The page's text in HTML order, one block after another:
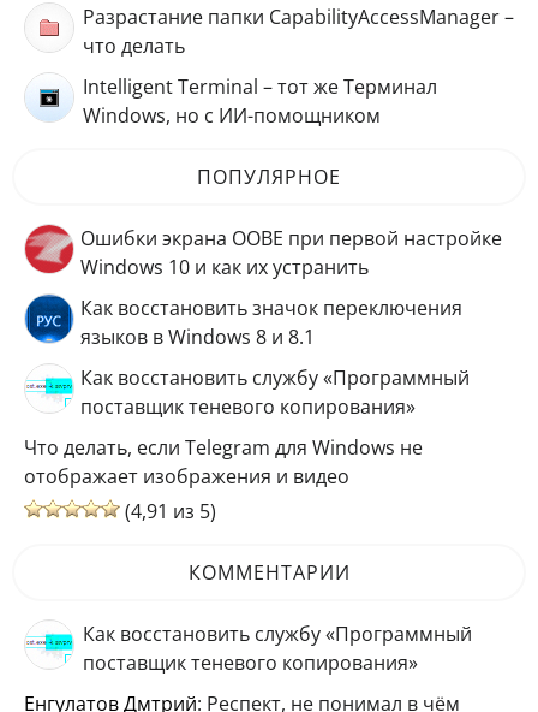
Разрастание папки CapabilityAccessManager –
что делать
Intelligent Terminal – тот же Терминал
Windows, но с ИИ-помощником
ПОПУЛЯРНОЕ
Ошибки экрана OOBE при первой настройке
Windows 10 и как их устранить
Как восстановить значок переключения
языков в Windows 8 и 8.1
Как восстановить службу «Программный
поставщик теневого копирования»
Что делать, если Telegram для Windows не
отображает изображения и видео
(4,91 из 5)
КОММЕНТАРИИ
Как восстановить службу «Программный
поставщик теневого копирования»
Енгулатов Дмтрий: Респект, не понимал в чём